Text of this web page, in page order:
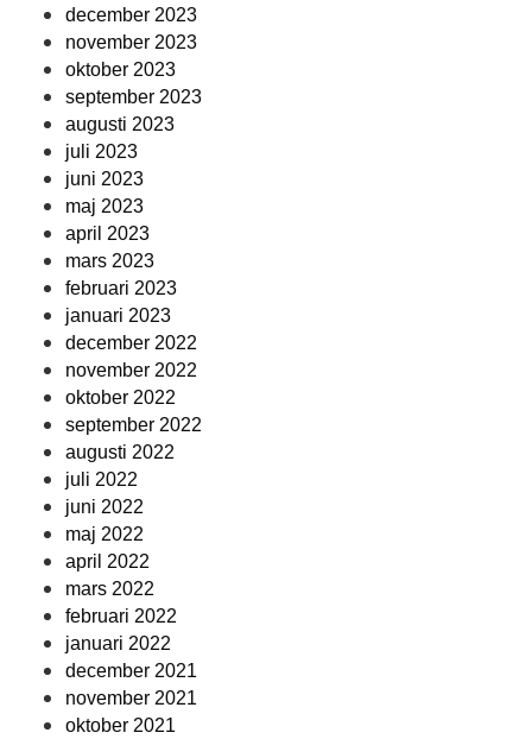
december 2023
november 2023
oktober 2023
september 2023
augusti 2023
juli 2023
juni 2023
maj 2023
april 2023
mars 2023
februari 2023
januari 2023
december 2022
november 2022
oktober 2022
september 2022
augusti 2022
juli 2022
juni 2022
maj 2022
april 2022
mars 2022
februari 2022
januari 2022
december 2021
november 2021
oktober 2021